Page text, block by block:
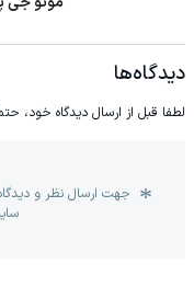
دیدگاه‌ها
لطفا قبل از ارسال دیدگاه خود،
جهت ارسال نظر و